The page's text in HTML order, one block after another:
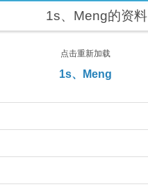
1s、Meng的资料
点击重新加载
1s、Meng